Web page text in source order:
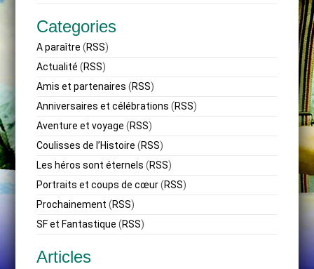
Categories
A paraître (RSS)
Actualité (RSS)
Amis et partenaires (RSS)
Anniversaires et célébrations (RSS)
Aventure et voyage (RSS)
Coulisses de l’Histoire (RSS)
Les héros sont éternels (RSS)
Portraits et coups de cœur(RSS)
Prochainement (RSS)
SF et Fantastique (RSS)
Articles